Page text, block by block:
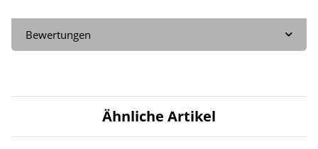
Bewertungen
Ähnliche Artikel